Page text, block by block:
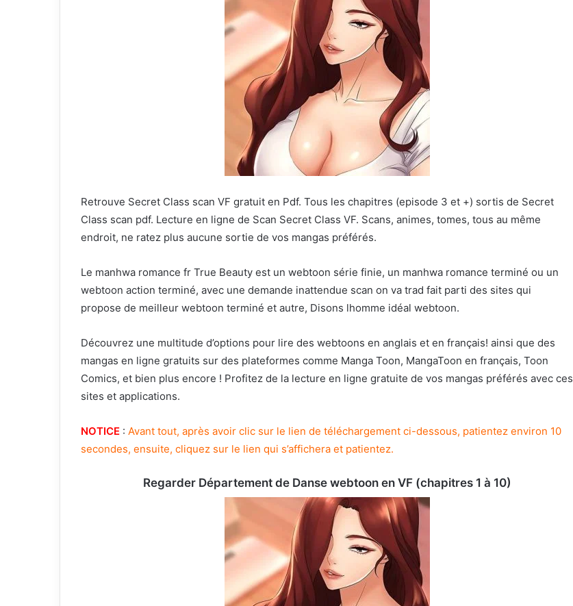
Retrouve Secret Class scan VF gratuit en Pdf. Tous les chapitres (episode 3 et +) sortis de Secret
Class scan pdf. Lecture en ligne de Scan Secret Class VF. Scans, animes, tomes, tous au même
endroit, ne ratez plus aucune sortie de vos mangas préférés.
Le manhwa romance fr True Beauty est un webtoon série finie, un manhwa romance terminé ou un
webtoon action terminé, avec une demande inattendue scan on va trad fait parti des sites qui
propose de meilleur webtoon terminé et autre, Disons lhomme idéal webtoon.
Découvrez une multitude d’options pour lire des webtoons en anglais et en français! ainsi que des
mangas en ligne gratuits sur des plateformes comme Manga Toon, MangaToon en français, Toon
Comics, et bien plus encore ! Profitez de la lecture en ligne gratuite de vos mangas préférés avec ces
sites et applications.
NOTICE : Avant tout, après avoir clic sur le lien de téléchargement ci-dessous, patientez environ 10
secondes, ensuite, cliquez sur le lien qui s’affichera et patientez.
Regarder Département de Danse webtoon en VF (chapitres 1 à 10)